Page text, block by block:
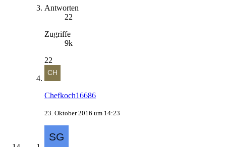
Antworten
22
Zugriffe
9k
22
Chefkoch16686
23. Oktober 2016 um 14:23